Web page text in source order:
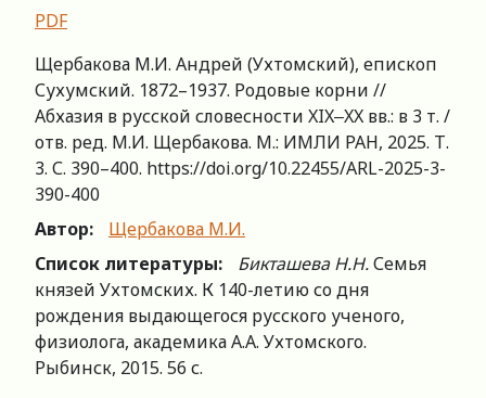
PDF
Щербакова М.И. Андрей (Ухтомский), епископ
Сухумский. 1872–1937. Родовые корни //
Абхазия в русской словесности XIX‒XX вв.: в 3 т. /
отв. ред. М.И. Щербакова. М.: ИМЛИ РАН, 2025. Т.
3. С. 390–400. https://doi.org/10.22455/ARL-2025-3-
390-400
Автор:
Щербакова М.И.
Список литературы:
Бикташева Н.Н.Семья
князей Ухтомских. К 140-летию со дня
рождения выдающегося русского ученого,
физиолога, академика А.А. Ухтомского.
Рыбинск, 2015. 56 с.